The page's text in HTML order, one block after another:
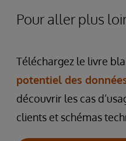
Pour aller plus
Téléchargez le livre
potentiel des
découvrir les cas
clients et schémas